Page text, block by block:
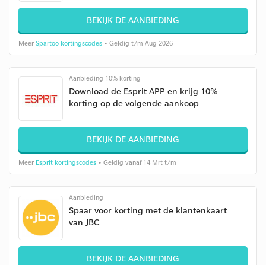
BEKIJK DE AANBIEDING
Meer Spartoo kortingscodes • Geldig t/m Aug 2026
Aanbieding 10% korting
Download de Esprit APP en krijg 10%
korting op de volgende aankoop
BEKIJK DE AANBIEDING
Meer Esprit kortingscodes • Geldig vanaf 14 Mrt t/m
Aanbieding
Spaar voor korting met de klantenkaart
van JBC
BEKIJK DE AANBIEDING